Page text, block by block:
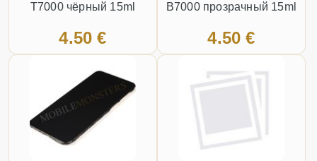
T7000 чёрный 15ml
4.50 €
B7000 прозрачный 15ml
4.50 €